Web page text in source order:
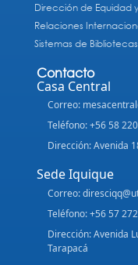
Dirección de Equidad
Relaciones
Sistemas de Bibliotecas.
Contacto
Casa Central
Correo:
Teléfono: +56 58
Dirección: Avenida
Sede Iquique
Correo:
Teléfono: +56 57
Dirección: Avenida
Tarapacá